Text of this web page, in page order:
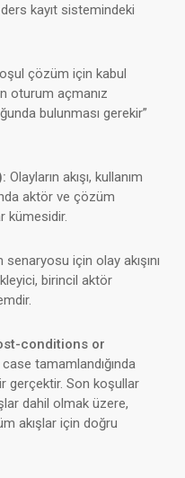
kayıt sistemindeki
çözüm için kabul
oturum açmanız
bulunması gerekir”
Olayların akışı, kullanım
aktör ve çözüm
kümesidir.
senaryosu için olay akışını
birincil aktör
conditions or
tamamlandığında
gerçektir. Son koşullar
dahil olmak üzere,
akışlar için doğru